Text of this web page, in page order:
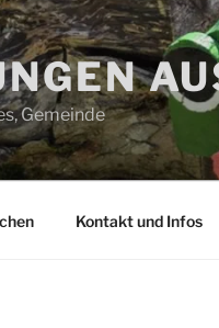
Gemeinde
Kontakt und Infos